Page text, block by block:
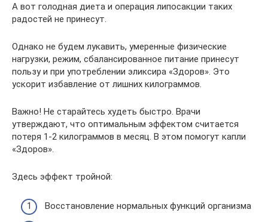
А вот голодная диета и операция липосакции таких
радостей не принесут.
Однако не будем лукавить, умеренные физические
нагрузки, режим, сбалансированное питание принесут
пользу и при употреблении эликсира «Здоров». Это
ускорит избавление от лишних килограммов.
Важно! Не старайтесь худеть быстро. Врачи
утверждают, что оптимальным эффектом считается
потеря 1-2 килограммов в месяц. В этом помогут капли
«Здоров».
Здесь эффект тройной:
Восстановление нормальных функций организма